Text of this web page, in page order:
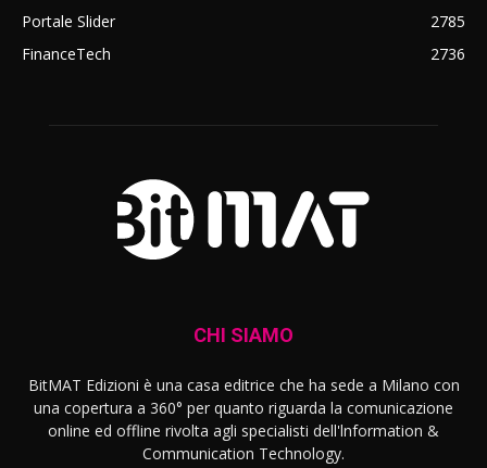
Portale Slider
2785
FinanceTech
2736
CHI SIAMO
BitMAT Edizioni è una casa editrice che ha sede a Milano con
una copertura a 360° per quanto riguarda la comunicazione
online ed offline rivolta agli specialisti dell'lnformation &
Communication Technology.